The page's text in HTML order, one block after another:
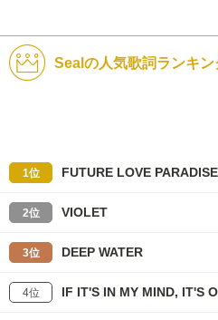
Sealの人気歌詞ランキン
1位 FUTURE LOVE PARADISE
2位 VIOLET
3位 DEEP WATER
4位 IF IT'S IN MY MIND, IT'S